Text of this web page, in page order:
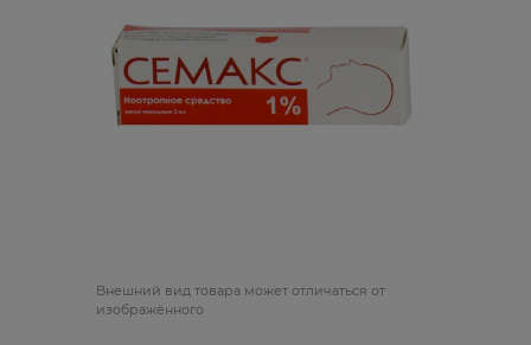
Bнешний вид товара может отличаться от
изображённого